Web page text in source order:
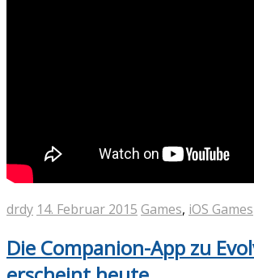
drdy 14. Februar 2015 Games, iOS Games
Die Companion-App zu